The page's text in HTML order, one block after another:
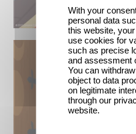
With your
personal data
this website,
use cookies for
such as precise
and assessment
You can
object to data
on legitimate
through our
website.